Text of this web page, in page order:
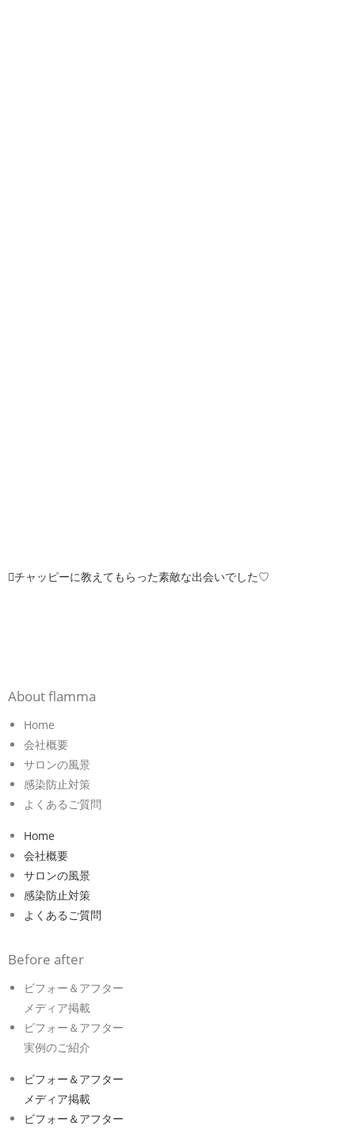
チャッピーに教えてもらった素敵な出会いでした♡
About flamma
Home
会社概要
サロンの風景
感染防止対策
よくあるご質問
Home
会社概要
サロンの風景
感染防止対策
よくあるご質問
Before after
ビフォー＆アフター
メディア掲載
ビフォー＆アフター
実例のご紹介
ビフォー＆アフター
メディア掲載
ビフォー＆アフター